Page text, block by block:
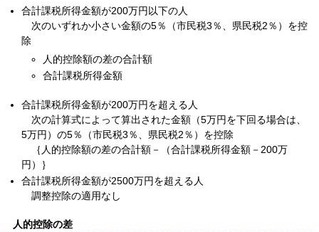
合計課税所得金額が200万円以下の人
次のいずれか小さい金額の5％（市民税3％、県民税2％）を控
除
人的控除額の差の合計額
合計課税所得金額
合計課税所得金額が200万円を超える人
次の計算式によって算出された金額（5万円を下回る場合は、
5万円）の5％（市民税3％、県民税2％）を控除
｛人的控除額の差の合計額－（合計課税所得金額－200万
円）｝
合計課税所得金額が2500万円を超える人
調整控除の適用なし
人的控除の差